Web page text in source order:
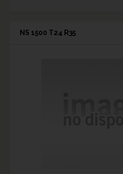
NS 1500 T24 R35